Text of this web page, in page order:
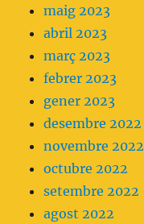
maig 2023
abril 2023
març 2023
febrer 2023
gener 2023
desembre 2022
novembre 2022
octubre 2022
setembre 2022
agost 2022